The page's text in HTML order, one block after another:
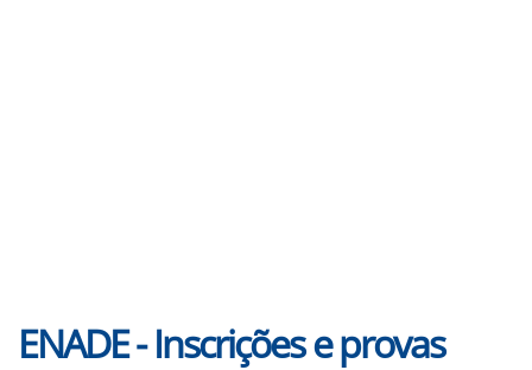
ENADE - Inscrições e provas